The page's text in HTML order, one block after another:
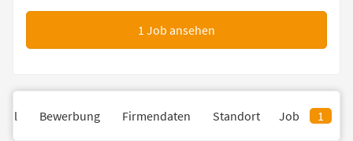
1 Job ansehen
Bewerbung Firmendaten Standort Job 1